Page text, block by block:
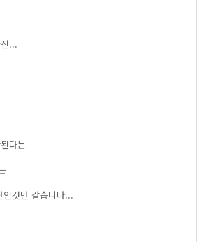
...
다는
인것만 같습니다...